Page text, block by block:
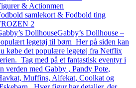
& Actionmen
samlekort & Fodbold ting
2
DollhouseGabby’s Dollhouse –
legetøj til børn Her på siden kan
købe det populære legetøj fra Netflix
Tag med på et fantastisk eventyr i
verden med Gabby , Pandy Pote,
Muffins, Alfekat, Coolkat og